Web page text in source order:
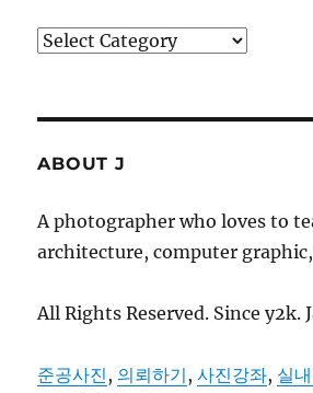
Categories
ABOUT J
A photographer who loves to
architecture, computer
All Rights Reserved. Since y2k.
준공사진, 의뢰하기,사진강좌, 실